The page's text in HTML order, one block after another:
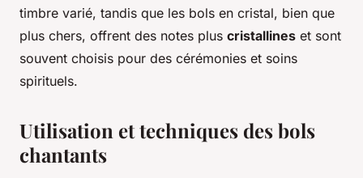
timbre varié, tandis que les bols en cristal, bien que
plus chers, offrent des notes plus cristallines et sont
souvent choisis pour des cérémonies et soins
spirituels.
Utilisation et techniques des bols
chantants